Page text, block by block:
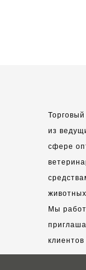
из
сфере
Мы